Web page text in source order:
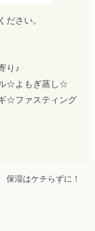
ださい。
り♪
☆よもぎ蒸し☆
☆ファスティング
保湿はケチらずに！